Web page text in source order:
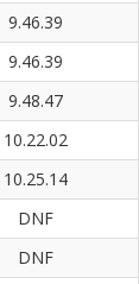
9.46.39
9.46.39
9.48.47
10.22.02
10.25.14
DNF
DNF